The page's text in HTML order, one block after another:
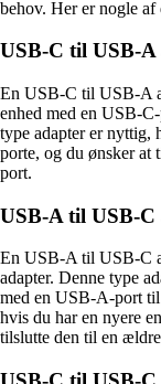
behov. Her er nogle af
USB-C til USB-A
En USB-C til USB-A
enhed med en USB-
type adapter er nyttig,
porte, og du ønsker at
port.
USB-A til USB-C
En USB-A til USB-C
adapter. Denne type
med en USB-A-port
hvis du har en nyere
tilslutte den til en